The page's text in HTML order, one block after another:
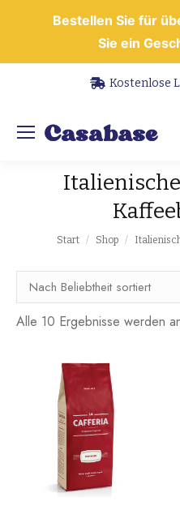
Bestellen Sie für
Sie ein
Kostenlose
Sie befinden sich hier:
Start Shop
Alle 10 Ergebnisse werden